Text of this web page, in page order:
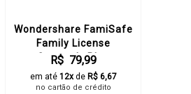
Wondershare FamiSafe
Family License
Quarterly Plan
R$ 79,99
em até 12xde R$ 6,67
no cartão de crédito